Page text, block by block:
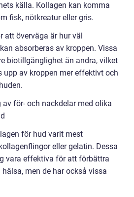
källa. Kollagen kan komma
fisk, nötkreatur eller gris.
att överväga är hur väl
absorberas av kroppen. Vissa
biotillgänglighet än andra, vilket
upp av kroppen mer effektivt och
för- och nackdelar med olika
för hud varit mest
eller gelatin. Dessa
vara effektiva för att förbättra
men de har också vissa